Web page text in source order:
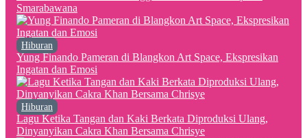
Smarabawana
Hiburan
Yung Finando Pameran di Blangkon Art Space, Ekspresikan
Ingatan dan Emosi
Hiburan
Lagu Ketika Tangan dan Kaki Berkata Diproduksi Ulang,
Dinyanyikan Cakra Khan Bersama Chrisye